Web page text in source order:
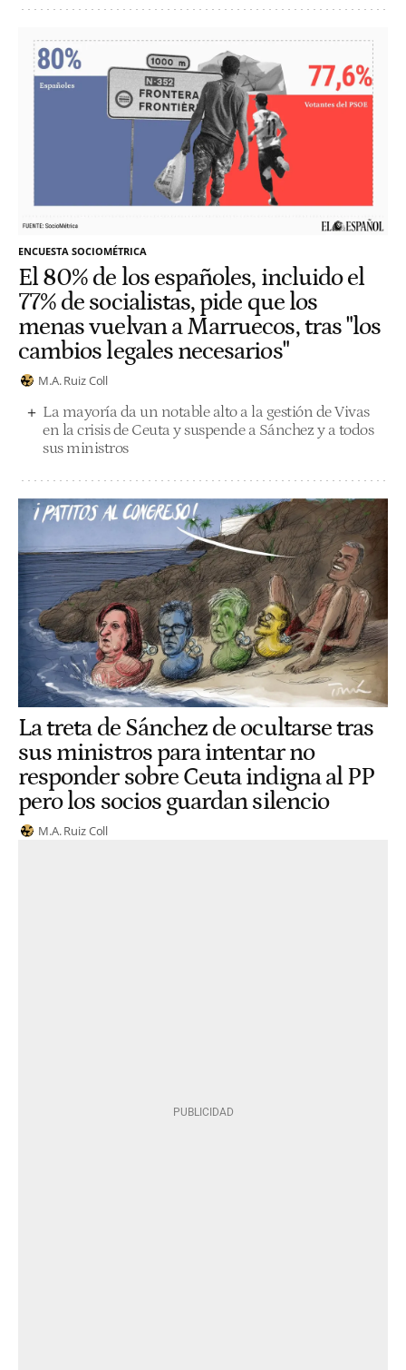
ENCUESTA SOCIOMÉTRICA
El 80% de los españoles, incluido el
77% de socialistas, pide que los
menas vuelvan a Marruecos, tras "los
cambios legales necesarios"
M.A. Ruiz Coll
La mayoría da un notable alto a la gestión de Vivas
en la crisis de Ceuta y suspende a Sánchez y a todos
sus ministros
La treta de Sánchez de ocultarse tras
sus ministros para intentar no
responder sobre Ceuta indigna al PP
pero los socios guardan silencio
M.A. Ruiz Coll